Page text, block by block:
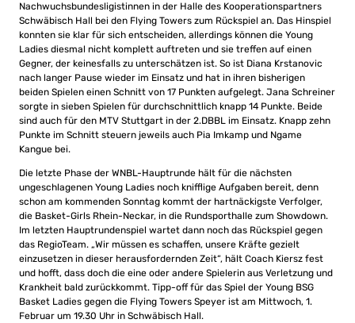
Nachwuchsbundesligistinnen in der Halle des Kooperationspartners
Schwäbisch Hall bei den Flying Towers zum Rückspiel an. Das Hinspiel
konnten sie klar für sich entscheiden, allerdings können die Young
Ladies diesmal nicht komplett auftreten und sie treffen auf einen
Gegner, der keinesfalls zu unterschätzen ist. So ist Diana Krstanovic
nach langer Pause wieder im Einsatz und hat in ihren bisherigen
beiden Spielen einen Schnitt von 17 Punkten aufgelegt. Jana Schreiner
sorgte in sieben Spielen für durchschnittlich knapp 14 Punkte. Beide
sind auch für den MTV Stuttgart in der 2.DBBL im Einsatz. Knapp zehn
Punkte im Schnitt steuern jeweils auch Pia Imkamp und Ngame
Kangue bei.
Die letzte Phase der WNBL-Hauptrunde hält für die nächsten
ungeschlagenen Young Ladies noch knifflige Aufgaben bereit, denn
schon am kommenden Sonntag kommt der hartnäckigste Verfolger,
die Basket-Girls Rhein-Neckar, in die Rundsporthalle zum Showdown.
Im letzten Hauptrundenspiel wartet dann noch das Rückspiel gegen
das RegioTeam. „Wir müssen es schaffen, unsere Kräfte gezielt
einzusetzen in dieser herausfordernden Zeit“, hält Coach Kiersz fest
und hofft, dass doch die eine oder andere Spielerin aus Verletzung und
Krankheit bald zurückkommt. Tipp-off für das Spiel der Young BSG
Basket Ladies gegen die Flying Towers Speyer ist am Mittwoch, 1.
Februar um 19.30 Uhr in Schwäbisch Hall.